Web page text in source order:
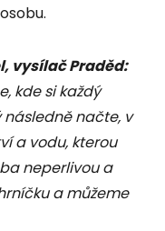
vysílač Praděd:
kde si každý
následně načte, v
a vodu, kterou
neperlivou a
a můžeme